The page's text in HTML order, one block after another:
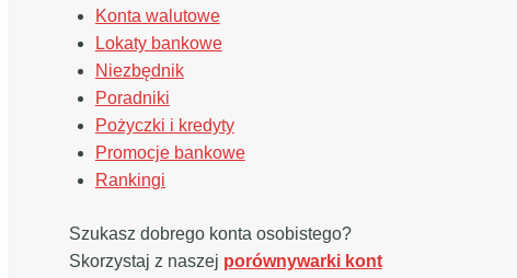
Konta walutowe
Lokaty bankowe
Niezbędnik
Poradniki
Pożyczki i kredyty
Promocje bankowe
Rankingi
Szukasz dobrego konta osobistego?
Skorzystaj z naszej porównywarki kont